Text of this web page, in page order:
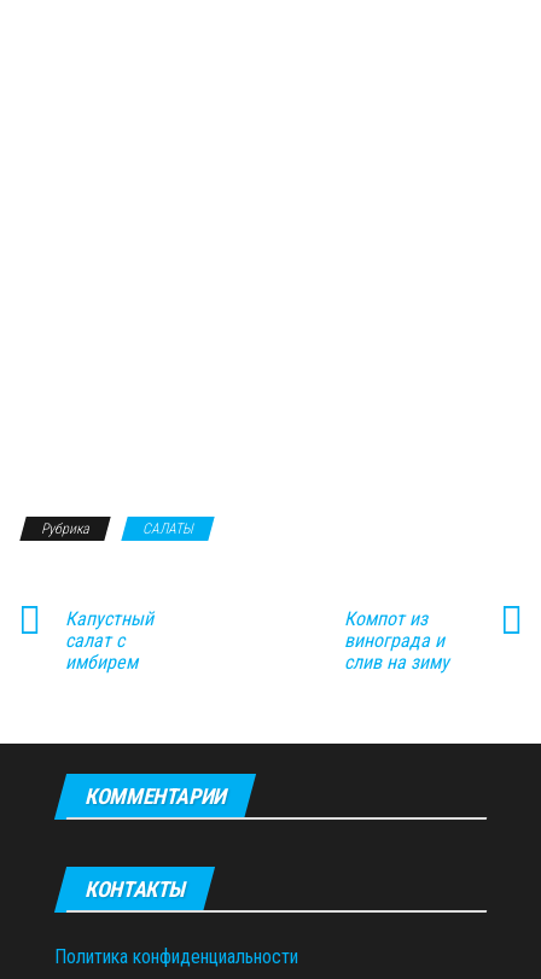
Рубрика САЛАТЫ
Капустный
салат с
имбирем
Компот из
винограда и
слив на зиму
КОММЕНТАРИИ
КОНТАКТЫ
Политика конфиденциальности